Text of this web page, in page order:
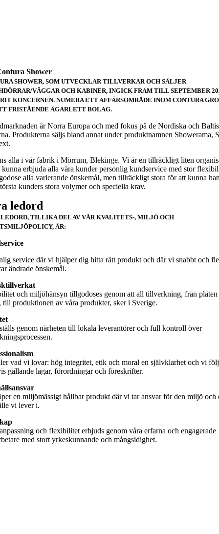
Shower
SHOWER, SOM UTVECKLAR TILLVERKAR OCH SÄLJER
VÄGGAR OCH KABINER, INGICK FRAM TILL SEPTEMBER
KONCERNEN. NUMERA ETT AFFÄRSOMRÅDE INOM CONTURA
FRISTÅENDE ÄGARLETT BOLAG.
är Norra Europa och med fokus på de Nordiska och
Produkterna säljs bland annat under produktnamnen Showerama,
alla i vår fabrik i Mörrum, Blekinge. Vi är en tillräckligt liten
kunna erbjuda alla våra kunder personlig kundservice med stor
alla varierande önskemål, men tillräckligt stora för att kunna
kunders stora volymer och speciella krav.
ledord
TILLIKA DEL AV VÅR KVALITETS-, MILJÖ OCH
ÄR:
service där vi hjälper dig hitta rätt produkt och där vi snabbt och
ändrade önskemål.
och miljöhänsyn tillgodoses genom att all tillverkning, från
till produktionen av våra produkter, sker i Sverige.
genom närheten till lokala leverantörer och full kontroll över
vad vi lovar: hög integritet, etik och moral en självklarhet och vi
gällande lagar, förordningar och föreskrifter.
en miljömässigt hållbar produkt där vi tar ansvar för den miljö och
vi lever i.
och flexibilitet erbjuds genom våra erfarna och engagerade
med stort yrkeskunnande och mångsidighet.